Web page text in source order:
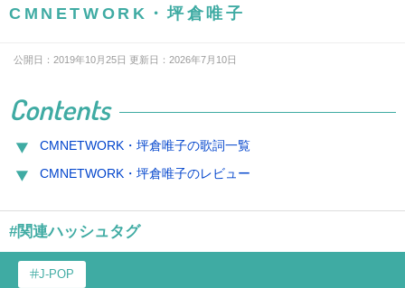
CMNETWORK・坪倉唯子
公開日：2019年10月25日 更新日：2026年7月10日
Contents
CMNETWORK・坪倉唯子の歌詞一覧
CMNETWORK・坪倉唯子のレビュー
#関連ハッシュタグ
J-POP